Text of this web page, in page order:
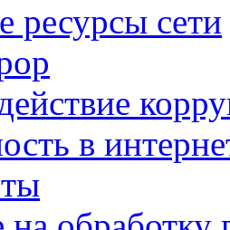
ресурсы сети
в